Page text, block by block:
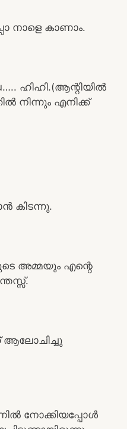
നാളെ കാണാം.
ഹിഹി.(ആന്റിയിൽ
നിന്നും എനിക്ക്
കിടന്നു.
അമ്മയും എന്റെ
നോക്കിയപ്പോൾ